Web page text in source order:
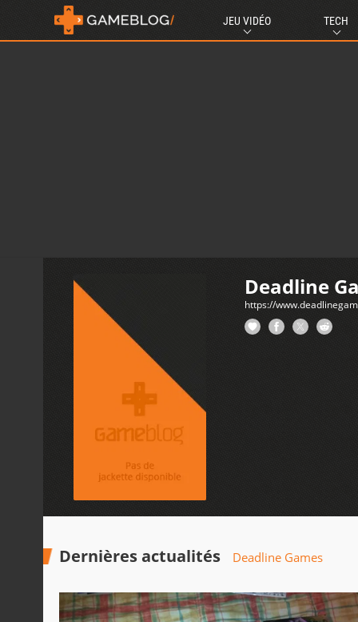
JEU VIDÉO TECH
Deadline
https://
Dernières actualités Deadline Games